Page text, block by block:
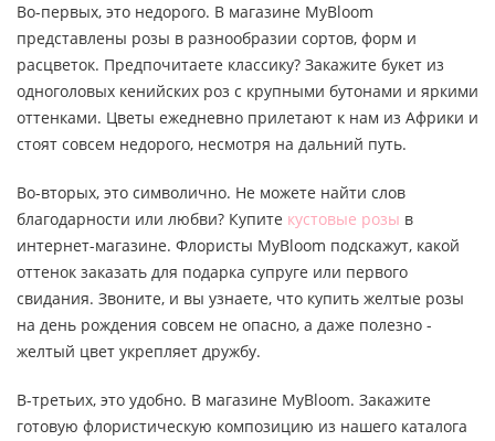
Во-первых, это недорого. В магазине MyBloom
представлены розы в разнообразии сортов, форм и
расцветок. Предпочитаете классику? Закажите букет из
одноголовых кенийских роз с крупными бутонами и яркими
оттенками. Цветы ежедневно прилетают к нам из Африки и
стоят совсем недорого, несмотря на дальний путь.
Во-вторых, это символично. Не можете найти слов
благодарности или любви? Купите кустовые розы в
интернет-магазине. Флористы MyBloom подскажут, какой
оттенок заказать для подарка супруге или первого
свидания. Звоните, и вы узнаете, что купить желтые розы
на день рождения совсем не опасно, а даже полезно -
желтый цвет укрепляет дружбу.
В-третьих, это удобно. В магазине MyBloom. Закажите
готовую флористическую композицию из нашего каталога